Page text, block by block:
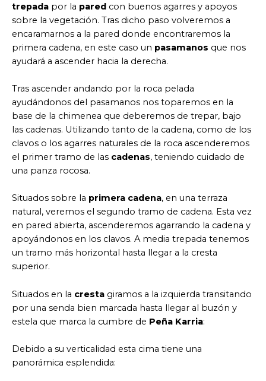
trepada por la pared con buenos agarres y apoyos
sobre la vegetación. Tras dicho paso volveremos a
encaramarnos a la pared donde encontraremos la
primera cadena, en este caso un pasamanos que nos
ayudará a ascender hacia la derecha.
Tras ascender andando por la roca pelada
ayudándonos del pasamanos nos toparemos en la
base de la chimenea que deberemos de trepar, bajo
las cadenas. Utilizando tanto de la cadena, como de los
clavos o los agarres naturales de la roca ascenderemos
el primer tramo de las cadenas, teniendo cuidado de
una panza rocosa.
Situados sobre la primera cadena, en una terraza
natural, veremos el segundo tramo de cadena. Esta vez
en pared abierta, ascenderemos agarrando la cadena y
apoyándonos en los clavos. A media trepada tenemos
un tramo más horizontal hasta llegar a la cresta
superior.
Situados en la cresta giramos a la izquierda transitando
por una senda bien marcada hasta llegar al buzón y
estela que marca la cumbre de Peña Karria:
Debido a su verticalidad esta cima tiene una
panorámica esplendida: